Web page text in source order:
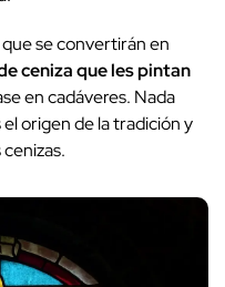
se convertirán en
ceniza que les pintan
en cadáveres. Nada
el origen de la tradición y